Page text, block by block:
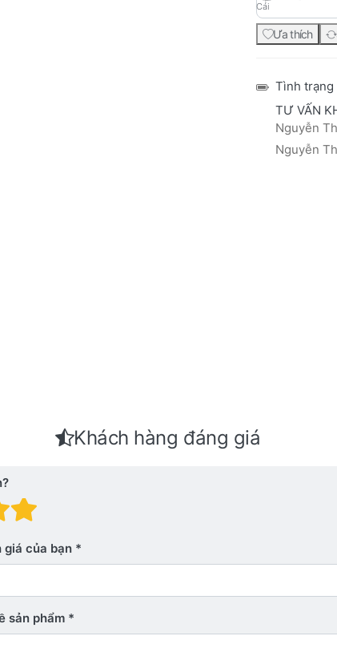
Cái
Ưa thích
Tình trạng
TƯ VẤN
Nguyễn
Nguyễn
Khách hàng đáng giá
Đánh giá: 4 trên 5 sao.
giá: 3 trên 5 sao.
giá: 2 trên 5 sao.
1 trên 5 sao. Xấu
giá của bạn
sản phẩm